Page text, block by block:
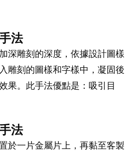
法
深雕刻的深度，依據設計圖樣
雕刻的圖樣和字樣中，凝固後
果。此手法優點是：吸引目
法
於一片金屬片上，再黏至客製